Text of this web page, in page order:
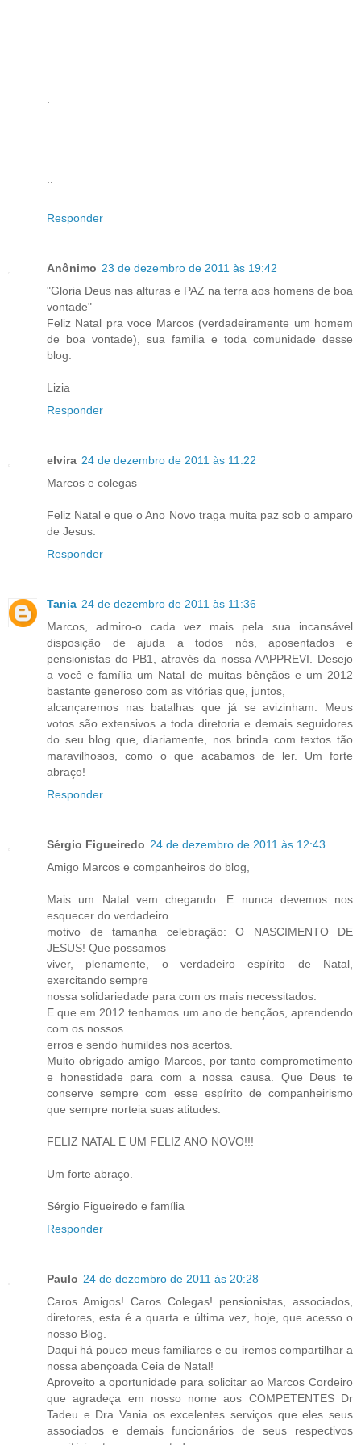
Responder
Anônimo 23 de dezembro de 2011 às 19:42
"Gloria Deus nas alturas e PAZ na terra aos homens de boa
vontade"
Feliz Natal pra voce Marcos (verdadeiramente um homem
de boa vontade), sua familia e toda comunidade desse
blog.
Lizia
Responder
elvira 24 de dezembro de 2011 às 11:22
Marcos e colegas
Feliz Natal e que o Ano Novo traga muita paz sob o amparo
de Jesus.
Responder
Tania 24 de dezembro de 2011 às 11:36
Marcos, admiro-o cada vez mais pela sua incansável
disposição de ajuda a todos nós, aposentados e
pensionistas do PB1, através da nossa AAPPREVI. Desejo
a você e família um Natal de muitas bênçãos e um 2012
bastante generoso com as vitórias que, juntos,
alcançaremos nas batalhas que já se avizinham. Meus
votos são extensivos a toda diretoria e demais seguidores
do seu blog que, diariamente, nos brinda com textos tão
maravilhosos, como o que acabamos de ler. Um forte
abraço!
Responder
Sérgio Figueiredo 24 de dezembro de 2011 às 12:43
Amigo Marcos e companheiros do blog,
Mais um Natal vem chegando. E nunca devemos nos
esquecer do verdadeiro
motivo de tamanha celebração: O NASCIMENTO DE
JESUS! Que possamos
viver, plenamente, o verdadeiro espírito de Natal,
exercitando sempre
nossa solidariedade para com os mais necessitados.
E que em 2012 tenhamos um ano de bençãos, aprendendo
com os nossos
erros e sendo humildes nos acertos.
Muito obrigado amigo Marcos, por tanto comprometimento
e honestidade para com a nossa causa. Que Deus te
conserve sempre com esse espírito de companheirismo
que sempre norteia suas atitudes.
FELIZ NATAL E UM FELIZ ANO NOVO!!!
Um forte abraço.
Sérgio Figueiredo e família
Responder
Paulo 24 de dezembro de 2011 às 20:28
Caros Amigos! Caros Colegas! pensionistas, associados,
diretores, esta é a quarta e última vez, hoje, que acesso o
nosso Blog.
Daqui há pouco meus familiares e eu iremos compartilhar a
nossa abençoada Ceia de Natal!
Aproveito a oportunidade para solicitar ao Marcos Cordeiro
que agradeça em nosso nome aos COMPETENTES Dr
Tadeu e Dra Vania os excelentes serviços que eles seus
associados e demais funcionários de seus respectivos